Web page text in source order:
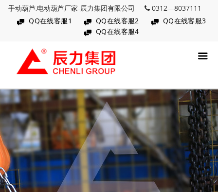
手动葫芦,电动葫芦厂家-辰力集团有限公司
0312—8037111
QQ在线客服1
QQ在线客服2
QQ在线客服3
QQ在线客服4